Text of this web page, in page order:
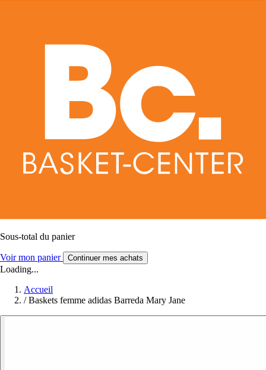
Sous-total du panier
Voir mon panier Continuer mes achats
Loading...
Accueil
/ Baskets femme adidas Barreda Mary Jane